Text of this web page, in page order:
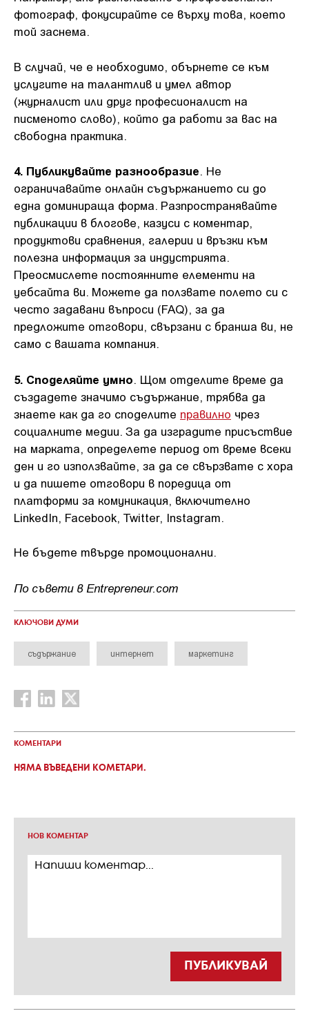
фотограф, фокусирайте се върху това, което
той заснема.
В случай, че е необходимо, обърнете се към
услугите на талантлив и умел автор
(журналист или друг професионалист на
писменото слово), който да работи за вас на
свободна практика.
4. Публикувайте разнообразие. Не
ограничавайте онлайн съдържанието си до
една доминираща форма. Разпространявайте
публикации в блогове, казуси с коментар,
продуктови сравнения, галерии и връзки към
полезна информация за индустрията.
Преосмислете постоянните елементи на
уебсайта ви. Можете да ползвате полето си с
често задавани въпроси (FAQ), за да
предложите отговори, свързани с бранша ви, не
само с вашата компания.
5. Споделяйте умно . Щом отделите време да
създадете значимо съдържание, трябва да
знаете как да го споделите правилно чрез
социалните медии. За да изградите присъствие
на марката, определете период от време всеки
ден и го използвайте, за да се свързвате с хора
и да пишете отговори в поредица от
платформи за комуникация, включително
LinkedIn, Facebook, Twitter, Instagram.
Не бъдете твърде промоционални.
По съвети в Entrepreneur.com
КЛЮЧОВИ ДУМИ
съдържание интернет маркетинг
КОМЕНТАРИ
НЯМА ВЪВЕДЕНИ КОМЕТАРИ.
НОВ КОМЕНТАР
ПУБЛИКУВАЙ